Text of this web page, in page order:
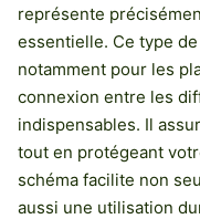
représente
essentielle. Ce type
notamment pour les
connexion entre les
indispensables. Il
tout en protégeant
schéma facilite non
aussi une utilisation